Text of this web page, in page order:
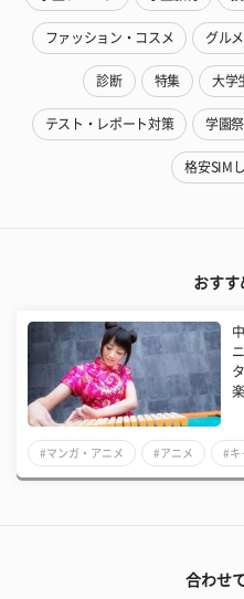
ファッション・コスメ グルメ
診断 特集 大学
テスト・レポート対策 学園祭
格安SIM
おすす
楽
#マンガ・アニメ #アニメ #キ
合わせ